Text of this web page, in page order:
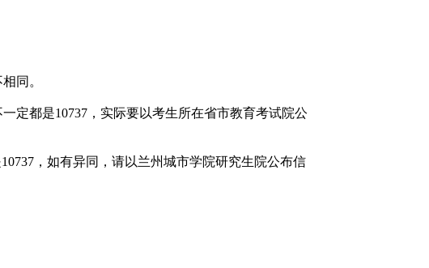
同。
定都是10737，实际要以考生所在省市教育考试院公
，如有异同，请以兰州城市学院研究生院公布信